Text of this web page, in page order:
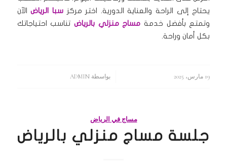
يحتاج إلى الراحة والعناية الدورية. اختر مركزسبا الرياضالآن
وتمتع بأفضل خدمة مساج منزلي بالرياض تناسب احتياجاتك
بكل أمان وراحة.
19 مارس، 2025 بواسطة ADMIN
مساج في الرياض
جلسة مساج منزلي بالرياض